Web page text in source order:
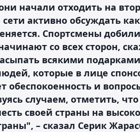
начали отходить на
активно обсуждать
Спортсмены
со всех сторон,
всякими
которые в лице
обеспокоенность и
случаем, отметить,
своей страны на
– сказал Серик